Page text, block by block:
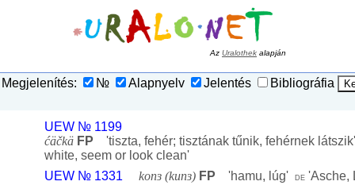
Az Uralothek alapján
Megjelenítés: № Alapnyelv Jelentés Bibliográfia
UEW № 1199
ćäčkä FP 'tiszta, fehér; tisztának tűnik, fehérnek látszik
white, seem or look clean'
UEW № 1331
konɜ (kunɜ) FP 'hamu, lúg' de 'Asche,